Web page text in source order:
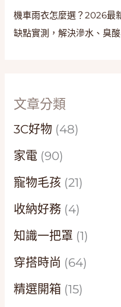
機車雨衣怎麼選？2026最
缺點實測，解決滲水、臭
文章分類
3C好物 (48)
家電 (90)
寵物毛孩 (21)
收納好務 (4)
知識一把罩 (1)
穿搭時尚 (64)
精選開箱 (15)